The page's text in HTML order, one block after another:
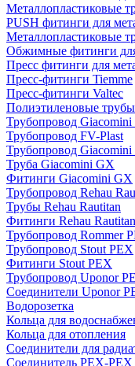
Металлопластиковые
PUSH фитинги для
Металлопластиковые
Обжимные фитинги
Пресс фитинги для
Пресс-фитинги Tiemme
Пресс-фитинги Valtec
Полиэтиленовые
Трубопровод
Трубопровод FV-Plast
Трубопровод
Труба Giacomini GX
Фитинги Giacomini GX
Трубопровод Rehau
Трубы Rehau Rautitan
Фитинги Rehau Rautitan
Трубопровод Rommer
Трубопровод Stout PEX
Фитинги Stout PEX
Трубопровод Uponor
Соединители Uponor
Водорозетка
Кольца для
Кольца для отопления
Соединители для
Соединитель PEX-PEX